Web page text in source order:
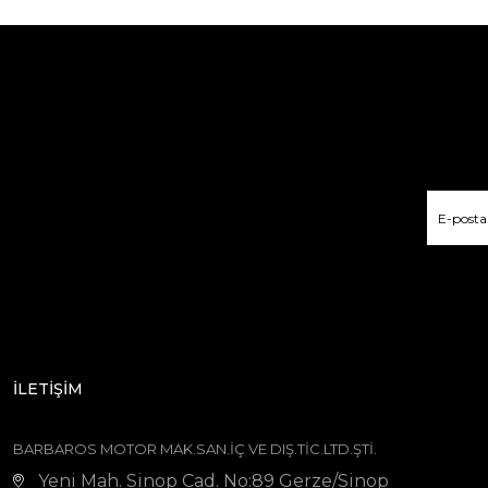
İLETİŞİM
BARBAROS MOTOR MAK.SAN.İÇ VE DIŞ.TİC.LTD.ŞTİ.
Yeni Mah. Sinop Cad. No:89 Gerze/Sinop